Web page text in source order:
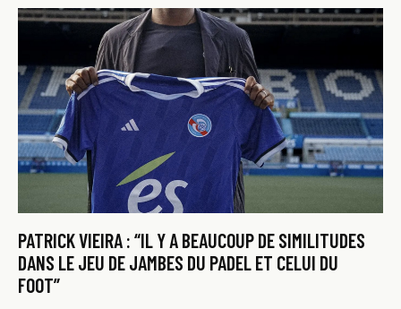
PATRICK VIEIRA : “IL Y A BEAUCOUP DE SIMILITUDES
DANS LE JEU DE JAMBES DU PADEL ET CELUI DU
FOOT”